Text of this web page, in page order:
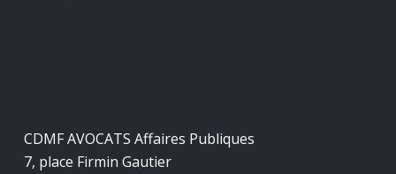
CDMF AVOCATS Affaires Publiques
7, place Firmin Gautier